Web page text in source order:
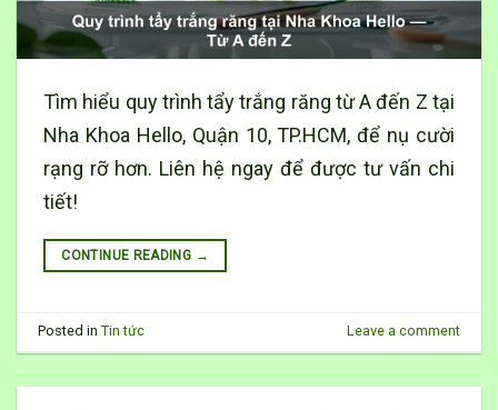
Tìm hiểu quy trình tẩy trắng răng từ A đến Z tại
Nha Khoa Hello, Quận 10, TP.HCM, để nụ cười
rạng rỡ hơn. Liên hệ ngay để được tư vấn chi
tiết!
CONTINUE READING →
Posted inTin tức Leave a comment